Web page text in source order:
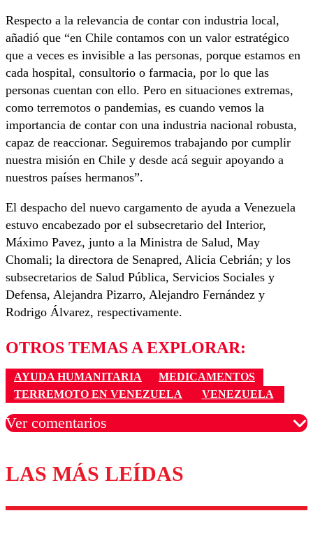
Respecto a la relevancia de contar con industria local,
añadió que “en Chile contamos con un valor estratégico
que a veces es invisible a las personas, porque estamos en
cada hospital, consultorio o farmacia, por lo que las
personas cuentan con ello. Pero en situaciones extremas,
como terremotos o pandemias, es cuando vemos la
importancia de contar con una industria nacional robusta,
capaz de reaccionar. Seguiremos trabajando por cumplir
nuestra misión en Chile y desde acá seguir apoyando a
nuestros países hermanos”.
El despacho del nuevo cargamento de ayuda a Venezuela
estuvo encabezado por el subsecretario del Interior,
Máximo Pavez, junto a la Ministra de Salud, May
Chomali; la directora de Senapred, Alicia Cebrián; y los
subsecretarios de Salud Pública, Servicios Sociales y
Defensa, Alejandra Pizarro, Alejandro Fernández y
Rodrigo Álvarez, respectivamente.
OTROS TEMAS A EXPLORAR:
AYUDA HUMANITARIA
MEDICAMENTOS
TERREMOTO EN VENEZUELA
VENEZUELA
Ver comentarios
Los comentarios son moderados para garantizar un
diálogo respetuoso.
LAS MÁS LEÍDAS